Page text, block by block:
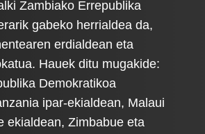
Zambiako Errepublika
gabeko herrialdea da,
erdialdean eta
Hauek ditu mugakide:
Demokratikoa
ipar-ekialdean, Malaui
ekialdean, Zimbabue eta